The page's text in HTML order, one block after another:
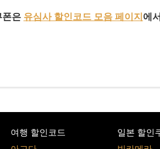
폰은 유심사 할인코드 모음 페이지에
여행 할인코드
일본 할인